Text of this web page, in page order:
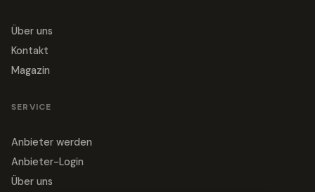
Über uns
Kontakt
Magazin
SERVICE
Anbieter werden
Anbieter-Login
Über uns